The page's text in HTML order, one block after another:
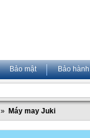
Bảo mật Bảo hành
» Máy may Juki